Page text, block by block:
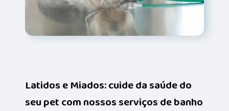
Latidos e Miados: cuide da saúde do
seu pet com nossos serviços de banho